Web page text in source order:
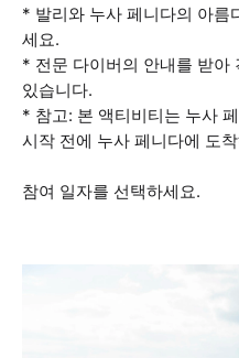
* 발리와 누사 페니다의 아름
세요.
* 전문 다이버의 안내를 받아
있습니다.
* 참고: 본 액티비티는 누사
시작 전에 누사 페니다에 도
참여 일자를 선택하세요.